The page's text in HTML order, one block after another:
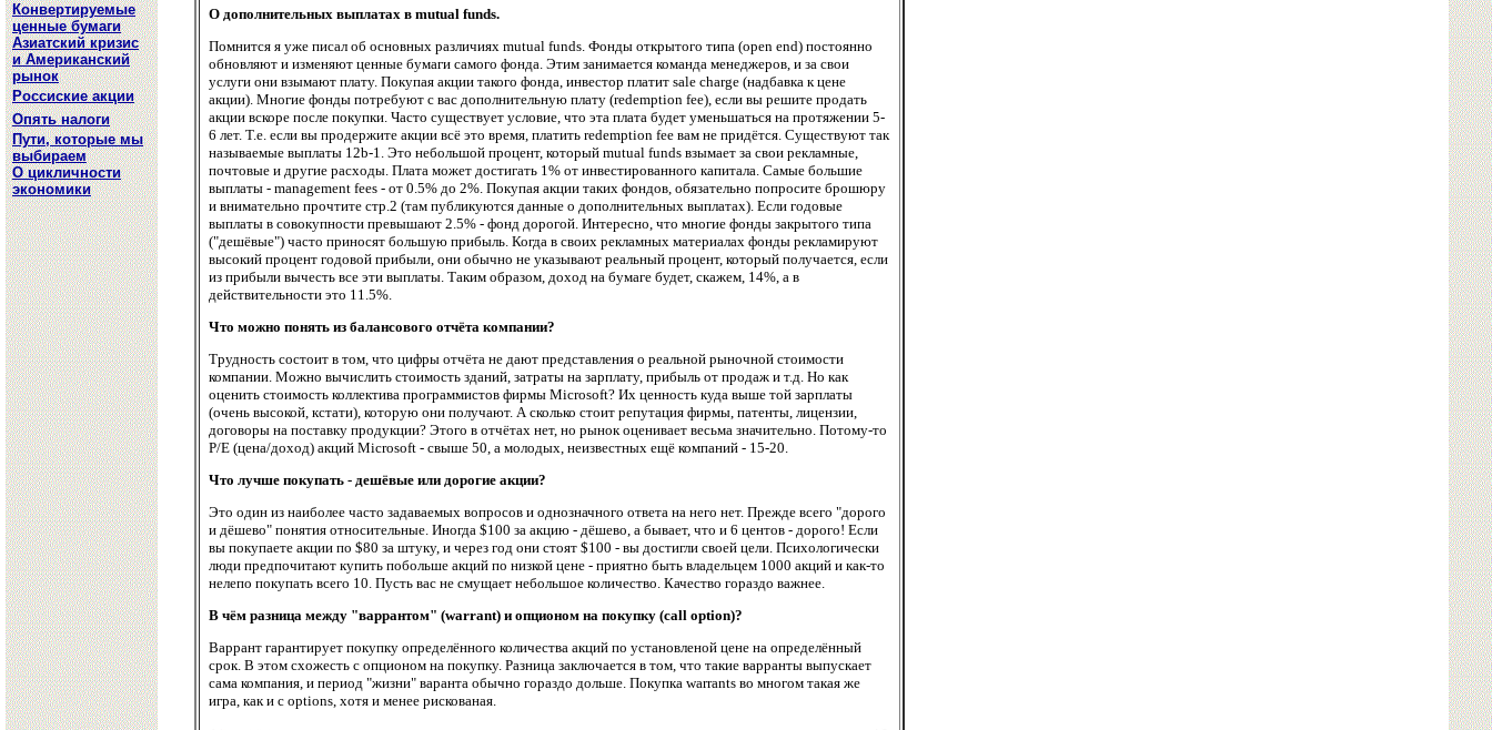
Конвертируемые
ценные бумаги
Азиатский кризис
и Американский
рынок
Россиские акции
Опять налоги
Пути, которые мы
выбираем
О цикличности
экономики
О дополнительных выплатах в mutual funds.
Помнится я уже писал об основных различиях mutual funds. Фонды открытого типа (open end) постоянно
обновляют и изменяют ценные бумаги самого фонда. Этим занимается команда менеджеров, и за свои
услуги они взымают плату. Покупая акции такого фонда, инвестор платит sale charge (надбавка к цене
акции). Многие фонды потребуют с вас дополнительную плату (redemption fee), если вы решите продать
акции вскоре после покупки. Часто существует условие, что эта плата будет уменьшаться на протяжении 5-
6 лет. Т.е. если вы продержите акции всё это время, платить redemption fee вам не придётся. Существуют так
называемые выплаты 12b-1. Это небольшой процент, который mutual funds взымает за свои рекламные,
почтовые и другие расходы. Плата может достигать 1% от инвестированного капитала. Самые большие
выплаты - management fees - от 0.5% до 2%. Покупая акции таких фондов, обязательно попросите брошюру
и внимательно прочтите стр.2 (там публикуются данные о дополнительных выплатах). Если годовые
выплаты в совокупности превышают 2.5% - фонд дорогой. Интересно, что многие фонды закрытого типа
("дешёвые") часто приносят большую прибыль. Когда в своих рекламных материалах фонды рекламируют
высокий процент годовой прибыли, они обычно не указывают реальный процент, который получается, если
из прибыли вычесть все эти выплаты. Таким образом, доход на бумаге будет, скажем, 14%, а в
действительности это 11.5%.
Что можно понять из балансового отчёта компании?
Трудность состоит в том, что цифры отчёта не дают представления о реальной рыночной стоимости
компании. Можно вычислить стоимость зданий, затраты на зарплату, прибыль от продаж и т.д. Но как
оценить стоимость коллектива программистов фирмы Microsoft? Их ценность куда выше той зарплаты
(очень высокой, кстати), которую они получают. А сколько стоит репутация фирмы, патенты, лицензии,
договоры на поставку продукции? Этого в отчётах нет, но рынок оценивает весьма значительно. Потому-то
P/E (цена/доход) акций Microsoft - свыше 50, а молодых, неизвестных ещё компаний - 15-20.
Что лучше покупать - дешёвые или дорогие акции?
Это один из наиболее часто задаваемых вопросов и однозначного ответа на него нет. Прежде всего "дорого
и дёшево" понятия относительные. Иногда $100 за акцию - дёшево, а бывает, что и 6 центов - дорого! Если
вы покупаете акции по $80 за штуку, и через год они стоят $100 - вы достигли своей цели. Психологически
люди предпочитают купить побольше акций по низкой цене - приятно быть владельцем 1000 акций и как-то
нелепо покупать всего 10. Пусть вас не смущает небольшое количество. Качество гораздо важнее.
В чём разница между "варрантом" (warrant) и опционом на покупку (call option)?
Варрант гарантирует покупку определённого количества акций по установленой цене на определённый
срок. В этом схожесть с опционом на покупку. Разница заключается в том, что такие варранты выпускает
сама компания, и период "жизни" варанта обычно гораздо дольше. Покупка warrants во многом такая же
игра, как и с options, хотя и менее рискованая.